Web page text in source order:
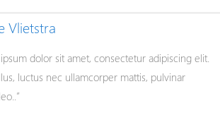
Vlietstra
dolor sit amet, consectetur adipiscing elit.
luctus nec ullamcorper mattis, pulvinar